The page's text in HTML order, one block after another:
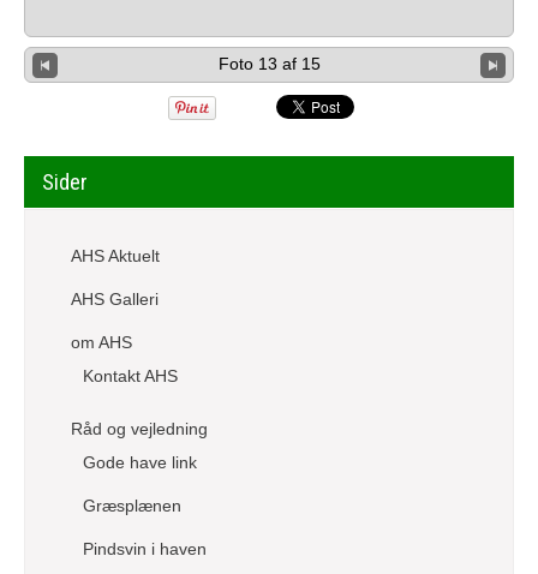
Foto 13 af 15
Sider
AHS Aktuelt
AHS Galleri
om AHS
Kontakt AHS
Råd og vejledning
Gode have link
Græsplænen
Pindsvin i haven